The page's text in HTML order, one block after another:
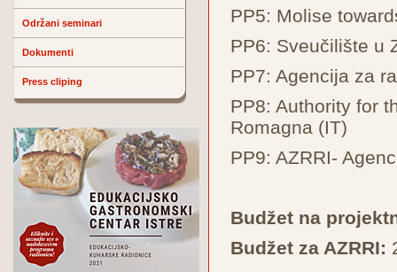
Održani seminari
Dokumenti
Press cliping
PP5: Molise
PP6: Sveučilište u
PP7: Agencija za
PP8: Authority for
Romagna (IT)
PP9: AZRRI-
Budžet na
Budžet za AZRRI: